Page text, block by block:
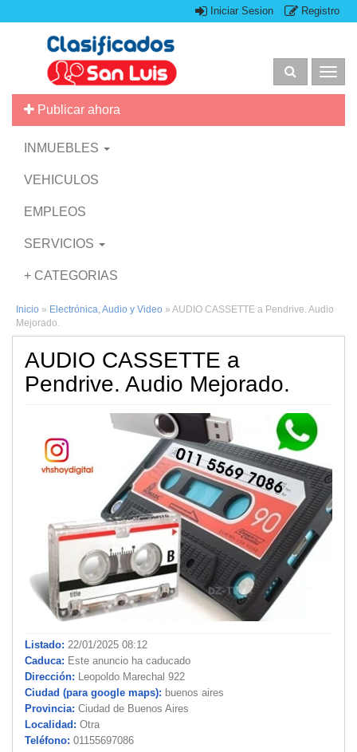
Iniciar Sesion Registro
Publicar ahora
INMUEBLES
VEHICULOS
EMPLEOS
SERVICIOS
+ CATEGORIAS
Inicio » Electrónica, Audio y Video » AUDIO CASSETTE a Pendrive. Audio
Mejorado.
AUDIO CASSETTE a
Pendrive. Audio Mejorado.
Listado: 22/01/2025 08:12
Caduca: Este anuncio ha caducado
Dirección: Leopoldo Marechal 922
Ciudad (para google maps): buenos aires
Provincia: Ciudad de Buenos Aires
Localidad: Otra
Teléfono: 01155697086